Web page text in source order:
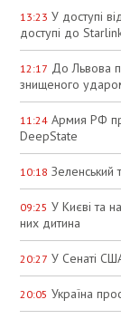
13:23 У доступі
доступі до
12:17 До Львова
знищеного
11:24 Армия РФ
DeepState
10:18 Зеленський
09:25 У Києві та
них дитина
20:27 У Сенаті
20:05 Україна